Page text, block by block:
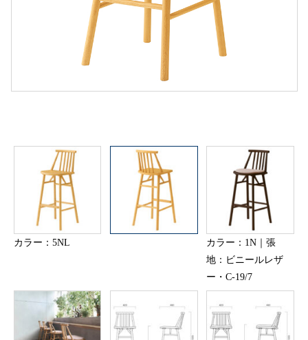
カラー：5NL
カラー：1N｜張
地：ビニールレザ
ー・C-19/7